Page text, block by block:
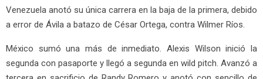
Venezuela anotó su única carrera en la baja de la primera, debido
a error de Ávila a batazo de César Ortega, contra Wilmer Ríos.
México sumó una más de inmediato. Alexis Wilson inició la
segunda con pasaporte y llegó a segunda en wild pitch. Avanzó a